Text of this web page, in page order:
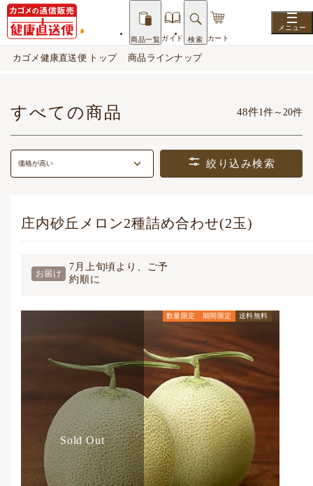
商品一覧 ガイド 検索 カート
カゴメ健康直送便 トップ 商品ラインナップ
すべての商品 48件1件～20件
価格が高い 絞り込み検索
庄内砂丘メロン2種詰め合わせ(2玉)
お届け
7月上旬頃より、ご予
約順に
Sold Out
数量限定 期間限定 送料無料
通常価格
7,992 円 (税込)